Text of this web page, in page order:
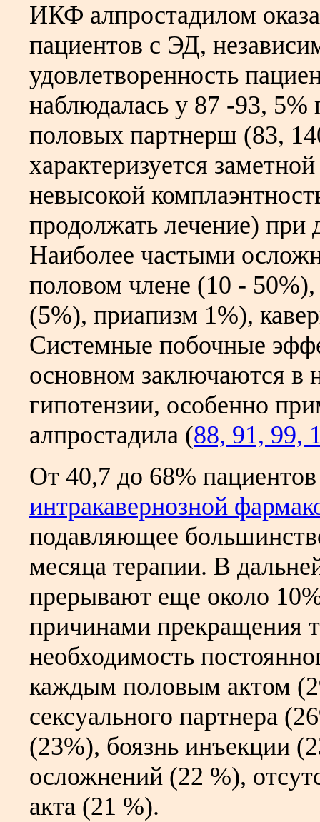
ИКФ алпростадилом
пациентов с ЭД,
удовлетворенность
наблюдалась у 87 -93,
половых партнерш (83,
характеризуется
невысокой
продолжать лечение)
Наиболее частыми
половом члене (10 -
(5%), приапизм 1%),
Системные побочные
основном заключаются в
гипотензии, особенно
алпростадила (88, 91, 99,
От 40,7 до 68%
интракавернозной
подавляющее
месяца терапии. В
прерывают еще около
причинами прекращения
необходимость
каждым половым актом
сексуального партнера
(23%), боязнь инъекции
осложнений (22 %),
акта (21 %).